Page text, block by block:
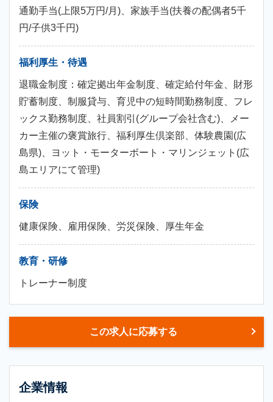
通勤手当(上限5万円/月)、家族手当(扶養の配偶者5千
円/子供3千円)
福利厚生・待遇
退職金制度：確定拠出年金制度、確定給付年金、財形
貯蓄制度、制服貸与、育児中の短時間勤務制度、フレ
ックス勤務制度、社員割引(グループ会社含む)、メー
カー主催の褒賞旅行、福利厚生倶楽部、体験農園(広
島県)、ヨット・モーターボート・マリンジェット(広
島エリアにて管理)
保険
健康保険、雇用保険、労災保険、厚生年金
教育・研修
トレーナー制度
この求人に応募する
企業情報